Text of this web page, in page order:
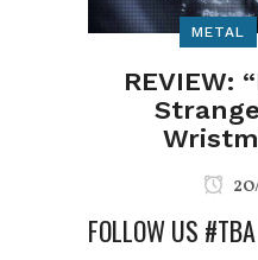
METAL
REVIEW:
FOLLOW US #TBA